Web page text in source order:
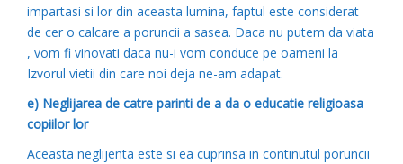
impartasi si lor din aceasta lumina, faptul este considerat
de cer o calcare a poruncii a sasea. Daca nu putem da viata
, vom fi vinovati daca nu-i vom conduce pe oameni la
Izvorul vietii din care noi deja ne-am adapat.
e) Neglijarea de catre parinti de a da o educatie religioasa
copiilor lor
Aceasta neglijenta este si ea cuprinsa in continutul poruncii